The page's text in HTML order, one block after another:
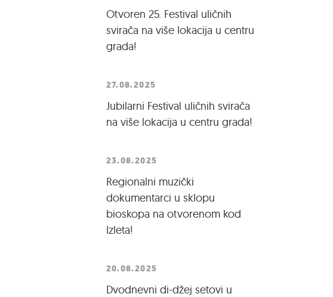
Otvoren 25. Festival uličnih
svirača na više lokacija u centru
grada!
27.08.2025
Jubilarni Festival uličnih svirača
na više lokacija u centru grada!
23.08.2025
Regionalni muzički
dokumentarci u sklopu
bioskopa na otvorenom kod
Izleta!
20.08.2025
Dvodnevni di-džej setovi u